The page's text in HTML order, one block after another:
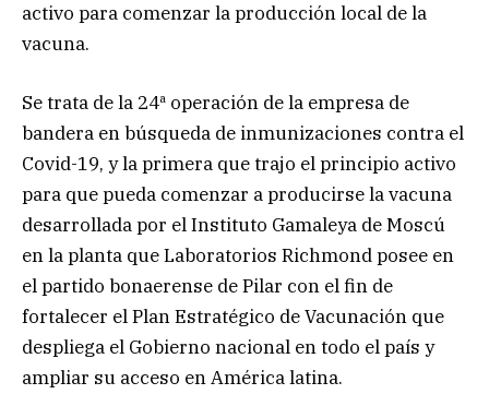
activo para comenzar la producción local de la
vacuna.
Se trata de la 24ª operación de la empresa de
bandera en búsqueda de inmunizaciones contra el
Covid-19, y la primera que trajo el principio activo
para que pueda comenzar a producirse la vacuna
desarrollada por el Instituto Gamaleya de Moscú
en la planta que Laboratorios Richmond posee en
el partido bonaerense de Pilar con el fin de
fortalecer el Plan Estratégico de Vacunación que
despliega el Gobierno nacional en todo el país y
ampliar su acceso en América latina.